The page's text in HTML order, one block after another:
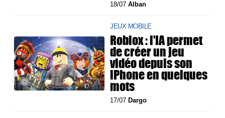
18/07Alban
JEUX MOBILE
Roblox : l'IA permet
de créer un jeu
vidéo depuis son
iPhone en quelques
mots
17/07 Dargo